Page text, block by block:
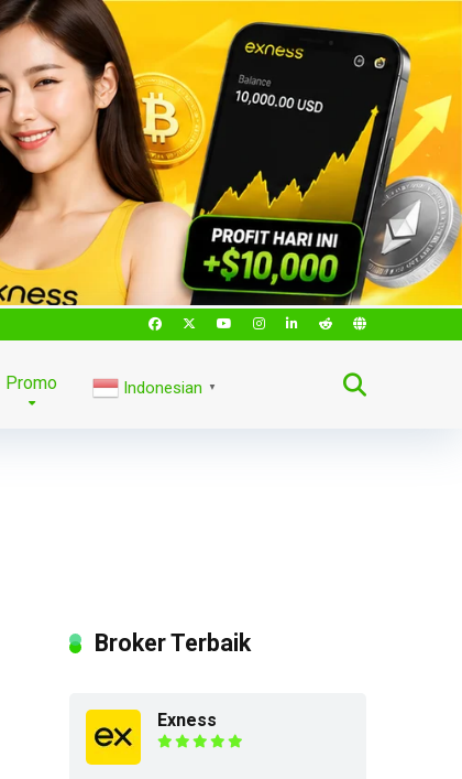
Promo Indonesian ▼
Broker Terbaik
Exness